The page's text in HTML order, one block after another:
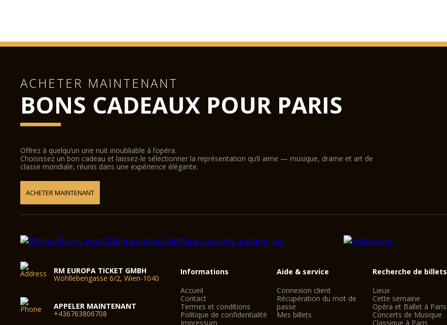
ACHETER MAINTENANT
BONS CADEAUX POUR PARIS
Offrez à quelqu’un une nuit inoubliable à l’opéra.
Choisissez un bon cadeau et laissez-le sélectionner la représentation qu’il aime — musique, drame et art de
classe mondiale, réunis dans une expérience élégante.
ACHETER MAINTENANT
RM EUROPA TICKET GMBH
Wohllebengasse 6/2, Wien-1040
APPELER MAINTENANT
+436763806708
Informations
Accueil
Contact
Termes et conditions
Politique de confidentialité
Impressum
Aide & service
Connexion client
Récupération du mot de
passe
Mes billets
Recherche de billets
Lieux
Cette semaine
Opéra et Ballet à Paris
Concerts de Musique
Classique à Paris